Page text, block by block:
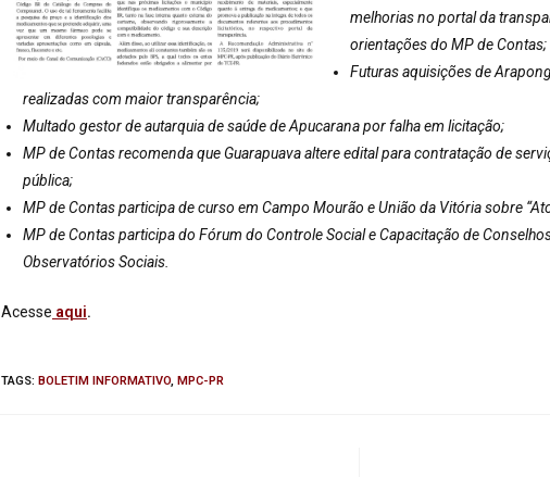
melhorias no portal da
orientações do MP de Contas;
Futuras aquisições de
realizadas com maior transparência;
Multado gestor de autarquia de saúde de Apucarana por falha em licitação;
MP de Contas recomenda que Guarapuava altere edital para contratação de
pública;
MP de Contas participa de curso em Campo Mourão e União da Vitória sobre
MP de Contas participa do Fórum do Controle Social e Capacitação de
Observatórios Sociais.
Acesse aqui.
TAGS: BOLETIM INFORMATIVO, MPC-PR